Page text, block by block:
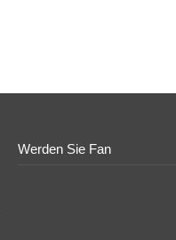
Werden Sie Fan